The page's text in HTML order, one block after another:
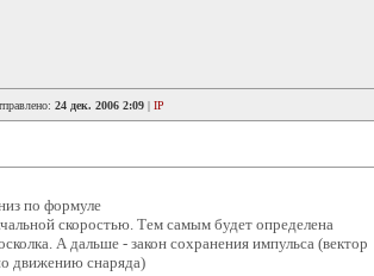
24 дек. 2006 2:09 | IP
по формуле
скоростью. Тем самым будет определена
А дальше - закон сохранения импульса (вектор
движению снаряда)